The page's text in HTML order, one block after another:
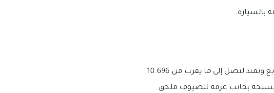
تتفاوت عدد غرف الفلل ما بين 4-6 غرف وتبدأ مساحتها من 3200 قدم مربع وتمتد لتصل إلى ما يقرب من 10.696
فسيحة بجانب غرفة للضيوف ملحق